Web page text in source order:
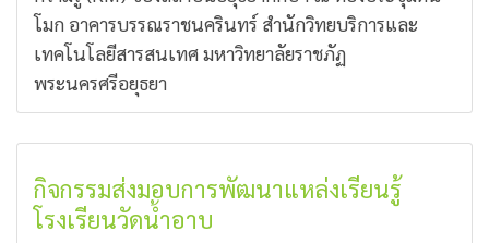
โมก อาคารบรรณราชนครินทร์ สำนักวิทยบริการและ
เทคโนโลยีสารสนเทศ มหาวิทยาลัยราชภัฏ
พระนครศรีอยุธยา
กิจกรรมส่งมอบการพัฒนาแหล่งเรียนรู้
โรงเรียนวัดน้ำอาบ